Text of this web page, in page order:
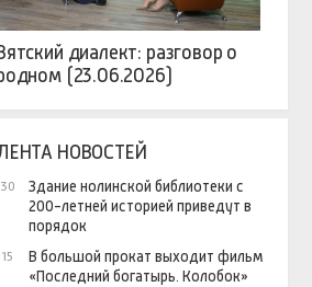
диалект: разговор о
(23.06.2026)
НОВОСТЕЙ
Здание нолинской библиотеки с
200-летней историей приведут в
порядок
В большой прокат выходит фильм
«Последний богатырь. Колобок»